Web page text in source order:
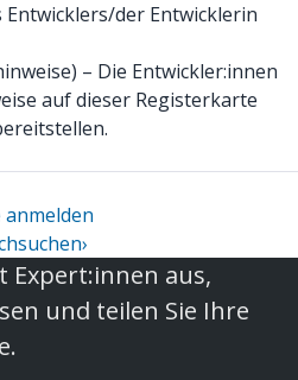
der Entwicklerin
– Die Entwickler:innen
auf dieser Registerkarte
›
Expert:innen aus,
und teilen Sie Ihre